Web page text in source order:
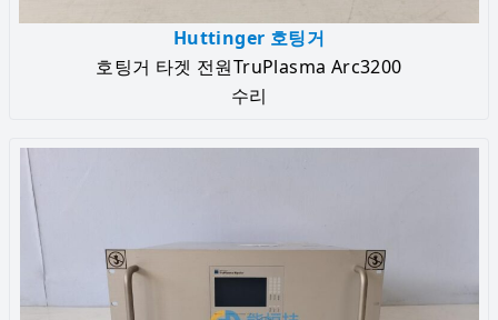
Huttinger 호팅거
호팅거 타겟 전원TruPlasma Arc3200
수리